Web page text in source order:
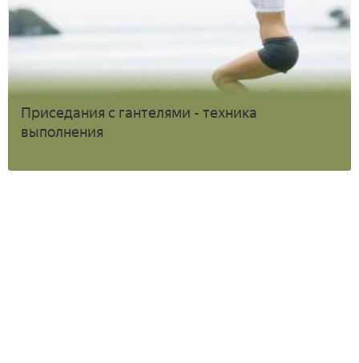
Приседания с гантелями - техника
выполнения